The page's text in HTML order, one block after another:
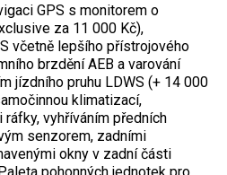
GPS s monitorem o
za 11 000 Kč),
včetně lepšího přístrojového
brzdění AEB a varování
jízdního pruhu LDWS (+ 14 000
klimatizací,
vyhříváním předních
senzorem, zadními
okny v zadní části